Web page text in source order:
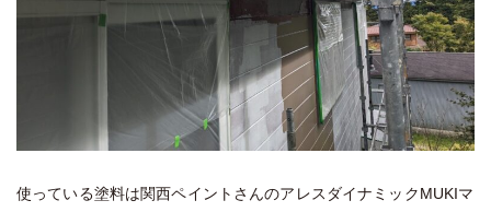
使っている塗料は関西ペイントさんのアレスダイナミックMUKIマ